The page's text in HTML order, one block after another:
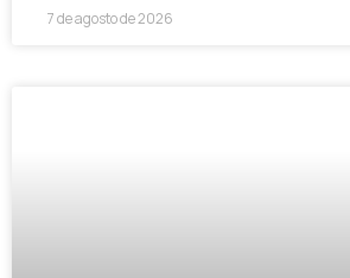
7 de agosto de 2026